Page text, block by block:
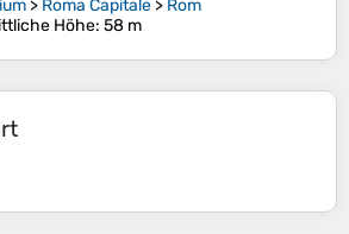
> Roma Capitale > Rom
Höhe: 58 m